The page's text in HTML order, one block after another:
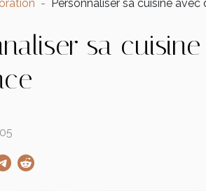
Personnaliser sa cuisine
sa